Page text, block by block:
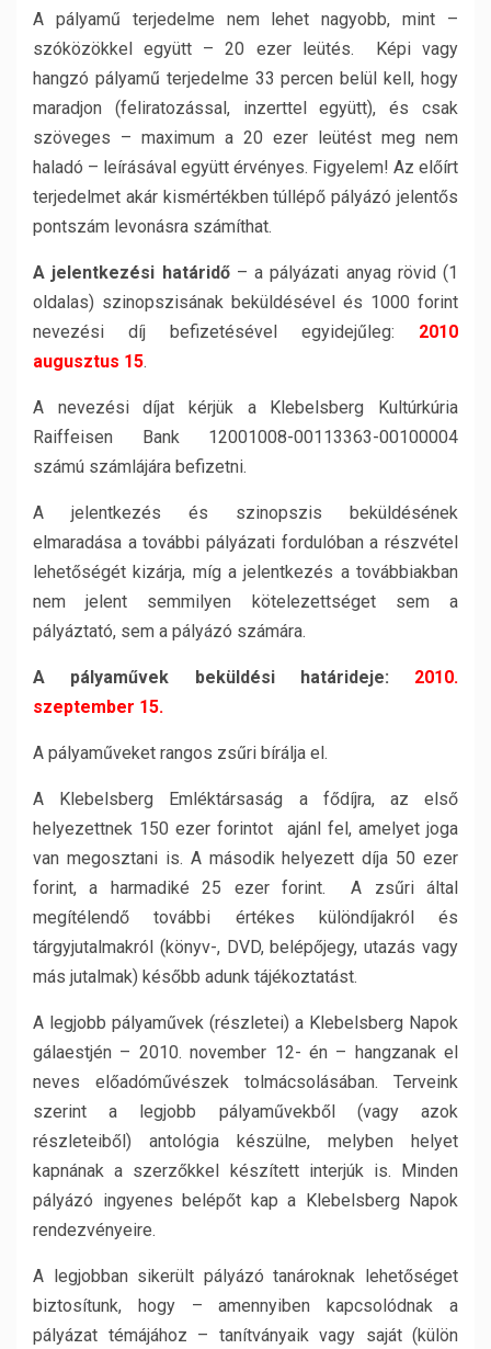
A pályamű terjedelme nem lehet nagyobb, mint –
szóközökkel együtt – 20 ezer leütés. Képi vagy
hangzó pályamű terjedelme 33 percen belül kell, hogy
maradjon (feliratozással, inzerttel együtt), és csak
szöveges – maximum a 20 ezer leütést meg nem
haladó – leírásával együtt érvényes. Figyelem! Az előírt
terjedelmet akár kismértékben túllépő pályázó jelentős
pontszám levonásra számíthat.
A jelentkezési határidő – a pályázati anyag rövid (1
oldalas) szinopszisának beküldésével és 1000 forint
nevezési díj befizetésével egyidejűleg: 2010
augusztus 15.
A nevezési díjat kérjük a Klebelsberg Kultúrkúria
Raiffeisen Bank 12001008-00113363-00100004
számú számlájára befizetni.
A jelentkezés és szinopszis beküldésének
elmaradása a további pályázati fordulóban a részvétel
lehetőségét kizárja, míg a jelentkezés a továbbiakban
nem jelent semmilyen kötelezettséget sem a
pályáztató, sem a pályázó számára.
A pályaművek beküldési határideje:
2010.
szeptember 15.
A pályaműveket rangos zsűri bírálja el.
A Klebelsberg Emléktársaság a fődíjra, az első
helyezettnek 150 ezer forintot ajánl fel, amelyet joga
van megosztani is. A második helyezett díja 50 ezer
forint, a harmadiké 25 ezer forint. A zsűri által
megítélendő további értékes különdíjakról és
tárgyjutalmakról (könyv-, DVD, belépőjegy, utazás vagy
más jutalmak) később adunk tájékoztatást.
A legjobb pályaművek (részletei) a Klebelsberg Napok
gálaestjén – 2010. november 12- én – hangzanak el
neves előadóművészek tolmácsolásában. Terveink
szerint a legjobb pályaművekből (vagy azok
részleteiből) antológia készülne, melyben helyet
kapnának a szerzőkkel készített interjúk is. Minden
pályázó ingyenes belépőt kap a Klebelsberg Napok
rendezvényeire.
A legjobban sikerült pályázó tanároknak lehetőséget
biztosítunk, hogy – amennyiben kapcsolódnak a
pályázat témájához – tanítványaik vagy saját (külön